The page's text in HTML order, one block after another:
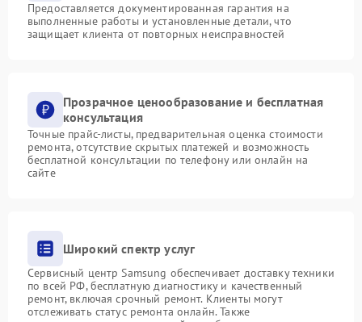
Предоставляется документированная гарантия на
выполненные работы и установленные детали, что
защищает клиента от повторных неисправностей
Прозрачное ценообразование и бесплатная
консультация
Точные прайс-листы, предварительная оценка стоимости
ремонта, отсутствие скрытых платежей и возможность
бесплатной консультации по телефону или онлайн на
сайте
Широкий спектр услуг
Сервисный центр Samsung обеспечивает доставку техники
по всей РФ, бесплатную диагностику и качественный
ремонт, включая срочный ремонт. Клиенты могут
отслеживать статус ремонта онлайн. Также